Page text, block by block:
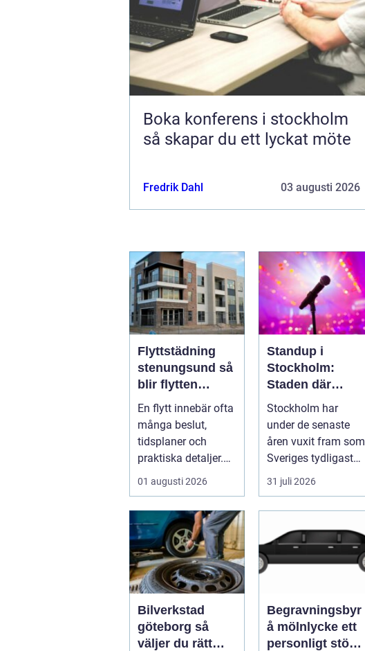
Boka konferens i stockholm
så skapar du ett lyckat möte
Fredrik Dahl 03 augusti 2026
Flyttstädning
stenungsund så
blir flytten
enklare och mer
trygg
En flytt innebär ofta
många beslut,
tidsplaner och
praktiska detaljer.
Mitt i allt hamnar
flyttstädn...
01 augusti 2026
Standup i
Stockholm:
Staden där
skratten aldrig
tar paus
Stockholm har
under de senaste
åren vuxit fram som
Sveriges tydligaste
nav för livehumor....
31 juli 2026
Bilverkstad
göteborg så
väljer du rätt
Begravningsbyr
å mölnlycke ett
personligt stöd